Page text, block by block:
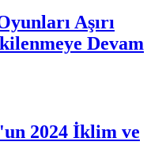
Aşırı
Devam
2024 İklim ve